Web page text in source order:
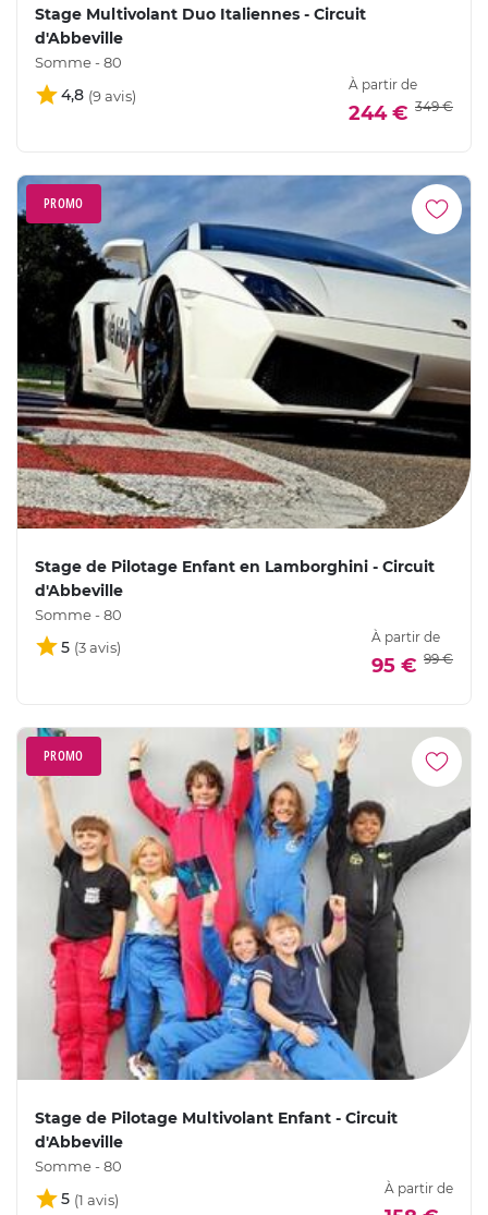
Stage Multivolant Duo Italiennes - Circuit
d'Abbeville
Somme - 80
4,8
À partir de
244 € 349 €
PROMO
Stage de Pilotage Enfant en Lamborghini - Circuit
d'Abbeville
Somme - 80
5
À partir de
95 € 99 €
PROMO
Stage de Pilotage Multivolant Enfant - Circuit
d'Abbeville
Somme - 80
5
À partir de